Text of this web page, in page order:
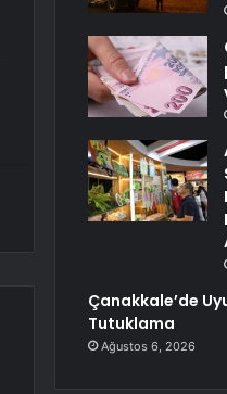
Çanakkale’de
Tutuklama
Ağustos 6, 2026